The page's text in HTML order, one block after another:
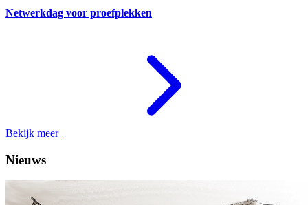
Netwerkdag voor proefplekken
Bekijk meer
Nieuws